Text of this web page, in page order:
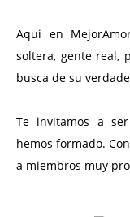
Aqui en
soltera, gente real,
busca de su
Te invitamos a
hemos formado.
a miembros muy